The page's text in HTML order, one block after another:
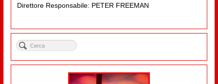
Direttore Responsabile: PETER FREEMAN